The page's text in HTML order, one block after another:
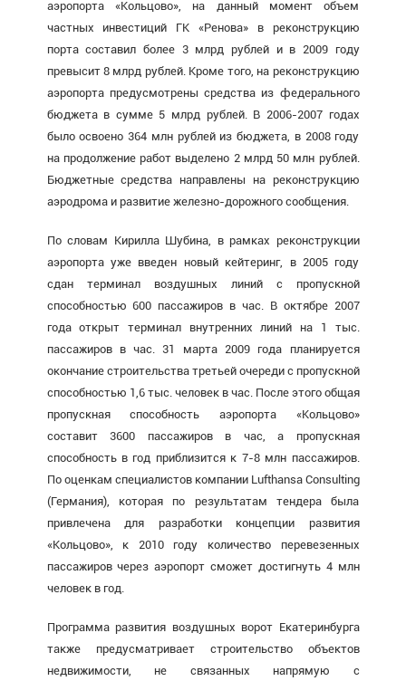
аэропорта «Кольцово», на данный момент объем
частных инвестиций ГК «Ренова» в реконструкцию
порта составил более 3 млрд рублей и в 2009 году
превысит 8 млрд рублей. Кроме того, на реконструкцию
аэропорта предусмотрены средства из федерального
бюджета в сумме 5 млрд рублей. В 2006-2007 годах
было освоено 364 млн рублей из бюджета, в 2008 году
на продолжение работ выделено 2 млрд 50 млн рублей.
Бюджетные средства направлены на реконструкцию
аэродрома и развитие железно-дорожного сообщения.
По словам Кирилла Шубина, в рамках реконструкции
аэропорта уже введен новый кейтеринг, в 2005 году
сдан терминал воздушных линий с пропускной
способностью 600 пассажиров в час. В октябре 2007
года открыт терминал внутренних линий на 1 тыс.
пассажиров в час. 31 марта 2009 года планируется
окончание строительства третьей очереди с пропускной
способностью 1,6 тыс. человек в час. После этого общая
пропускная способность аэропорта «Кольцово»
составит 3600 пассажиров в час, а пропускная
способность в год приблизится к 7-8 млн пассажиров.
По оценкам специалистов компании Lufthansa Consulting
(Германия), которая по результатам тендера была
привлечена для разработки концепции развития
«Кольцово», к 2010 году количество перевезенных
пассажиров через аэропорт сможет достигнуть 4 млн
человек в год.
Программа развития воздушных ворот Екатеринбурга
также предусматривает строительство объектов
недвижимости, не связанных напрямую с